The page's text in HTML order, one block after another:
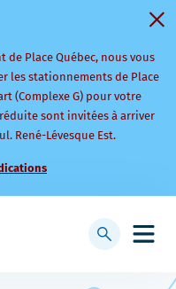
Place Québec, nous vous
les stationnements de Place
(Complexe G) pour votre
sont invitées à arriver
René-Lévesque Est.
menu
Afficher